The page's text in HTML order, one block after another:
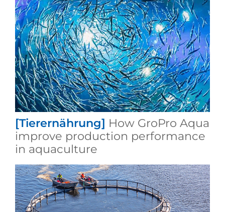
[Tierernährung] How GroPro Aqua
improve production performance
in aquaculture